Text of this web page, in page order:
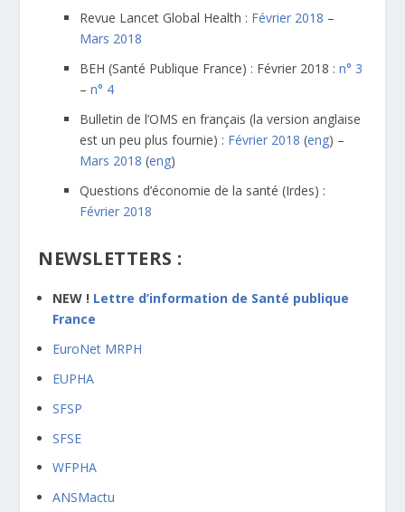
Revue Lancet Global Health : Février 2018 –
Mars 2018
BEH (Santé Publique France) : Février 2018 :n° 3
–n° 4
Bulletin de l’OMS en français (la version anglaise
est un peu plus fournie) : Février 2018 (eng) –
Mars 2018 (eng)
Questions d’économie de la santé (Irdes) :
Février 2018
NEWSLETTERS :
NEW ! Lettre d’information de Santé publique
France
EuroNet MRPH
EUPHA
SFSP
SFSE
WFPHA
ANSMactu